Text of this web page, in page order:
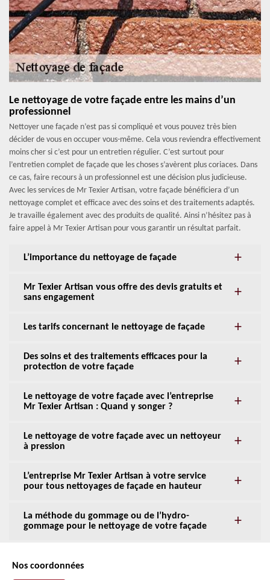
Le nettoyage de votre façade entre les mains d’un
professionnel
Nettoyer une façade n’est pas si compliqué et vous pouvez très bien
décider de vous en occuper vous-même. Cela vous reviendra effectivement
moins cher si c’est pour un entretien régulier. C’est surtout pour
l’entretien complet de façade que les choses s’avèrent plus coriaces. Dans
ce cas, faire recours à un professionnel est une décision plus judicieuse.
Avec les services de Mr Texier Artisan, votre façade bénéficiera d’un
nettoyage complet et efficace avec des soins et des traitements adaptés.
Je travaille également avec des produits de qualité. Ainsi n’hésitez pas à
faire appel à Mr Texier Artisan pour vous garantir un résultat parfait.
L’importance du nettoyage de façade
Mr Texier Artisan vous offre des devis gratuits et
sans engagement
Les tarifs concernant le nettoyage de façade
Des soins et des traitements efficaces pour la
protection de votre façade
Le nettoyage de votre façade avec l’entreprise
Mr Texier Artisan : Quand y songer ?
Le nettoyage de votre façade avec un nettoyeur
à pression
L’entreprise Mr Texier Artisan à votre service
pour tous nettoyages de façade en hauteur
La méthode du gommage ou de l’hydro-
gommage pour le nettoyage de votre façade
Nos coordonnées